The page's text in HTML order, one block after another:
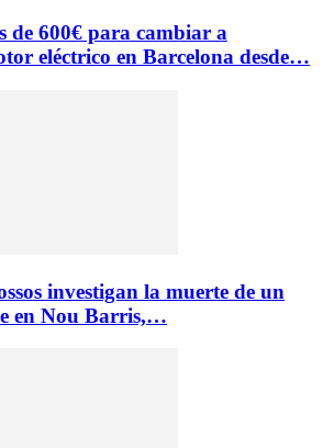
de 600€ para cambiar a
eléctrico en Barcelona desde…
investigan la muerte de un
en Nou Barris,…